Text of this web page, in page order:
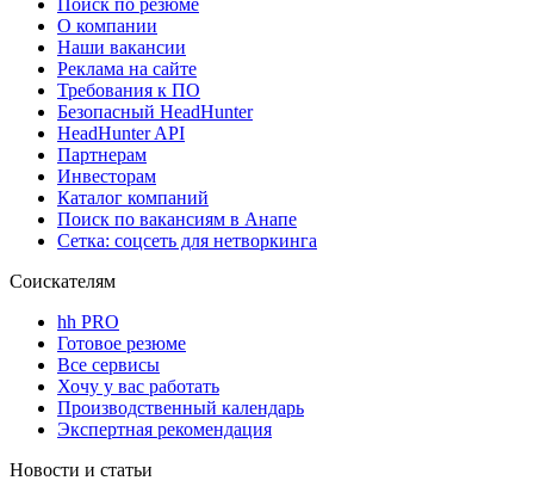
Поиск по резюме
О компании
Наши вакансии
Реклама на сайте
Требования к ПО
Безопасный HeadHunter
HeadHunter API
Партнерам
Инвесторам
Каталог компаний
Поиск по вакансиям в Анапе
Сетка: соцсеть для нетворкинга
Соискателям
hh PRO
Готовое резюме
Все сервисы
Хочу у вас работать
Производственный календарь
Экспертная рекомендация
Новости и статьи